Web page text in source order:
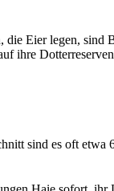
Eier legen,
ihre
sind es oft etwa